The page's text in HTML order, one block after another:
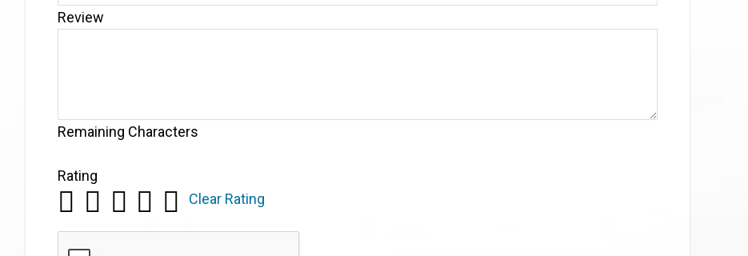
Review
Remaining Characters
Rating
Clear Rating